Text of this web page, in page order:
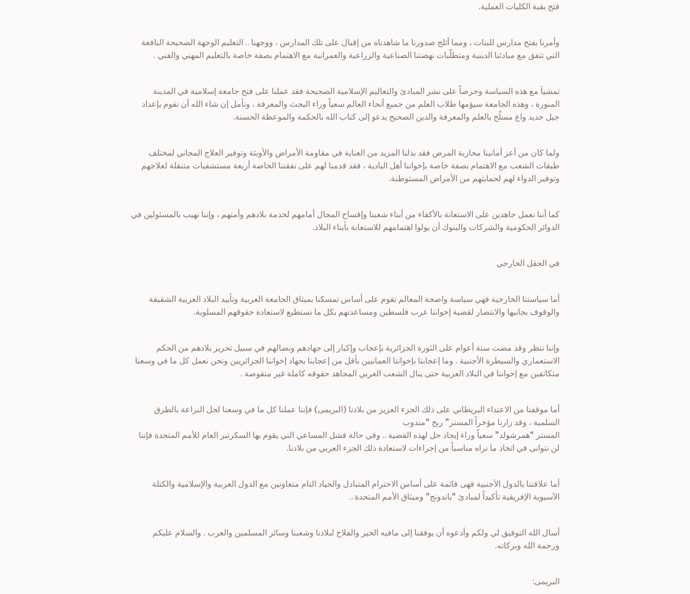
فتح بقية الكليات العملية.
وأمرنا بفتح مدارس للبنات ، ومما أثلج صدورنا ما شاهدناه من إقبال على تلك المدارس ، ووجهنا .. التعليم الوجهة الصحيحة النافعة
التي تتفق مع مبادئنا الدينية ومتطلّبات نهضتنا الصناعية والزراعية والعمرانية مع الاهتمام بصفة خاصة بالتعليم المهني والفني .
تمشياَ مع هذه السياسة وحرصاً على نشر المبادئ والتعاليم الإسلامية الصحيحة فقد عملنا على فتح جامعة إسلامية في المدينة
المنورة ، وهذه الجامعة سيؤمها طلاب العلم من جميع أنحاء العالم سعياً وراء البحث والمعرفة ، ونأمل إن شاء الله أن تقوم بإعداد
جيل جديد واع مسلّح بالعلم والمعرفة والدين الصحيح يدعو إلى كتاب الله بالحكمة والموعظة الحسنة.
ولما كان من أعز أمانينا محاربة المرض فقد بذلنا المزيد من العناية في مقاومة الأمراض والأوبئة وتوفير العلاج المجاني لمختلف
طبقات الشعب مع الاهتمام بصفة خاصة بإخواننا أهل البادية ، فقد قدمنا لهم على نفقتنا الخاصة أربعة مستشفيات متنقلة لعلاجهم
وتوفير الدواء لهم لحمايتهم من الأمراض المستوطنة.
كما أننا نعمل جاهدين على الاستعانة بالأكفاء من أبناء شعبنا وإفساح المجال أمامهم لخدمة بلادهم وأمتهم ، وإننا نهيب بالمسئولين في
الدوائر الحكومية والشركات والبنوك أن يولوا اهتمامهم للاستعانة بأبناء البلاد.
في الحقل الخارجي
أما سياستنا الخارجية فهي سياسة واضحة المعالم تقوم على أساس تمسكنا بميثاق الجامعة العربية وتأييد البلاد العربية الشقيقة
والوقوف بجانبها والانتصار لقضية إخواننا عرب فلسطين ومساعدتهم بكل ما نستطيع لاستعادة حقوقهم المسلوبة.
وإننا ننظر وقد مضت ستة أعوام على الثورة الجزائرية بإعجاب وإكبار إلى جهادهم ونضالهم في سبيل تحرير بلادهم من الحكم
الاستعماري والسيطرة الأجنبية . وما إعجابنا بإخواننا العمانيين بأقل من إعجابنا بجهاد إخواننا الجزائريين ونحن نعمل كل ما في وسعنا
متكاتفين مع إخواننا في البلاد العربية حتى ينال الشعب العربي المجاهد حقوقه كاملة غير منقوصة .
أما موقفنا من الاعتداء البريطاني على ذلك الجزء العزيز من بلادنا (البريمى) فإننا عملنا كل ما في وسعنا لحل النزاعة بالطرق
السلمية ، وقد زارنا مؤخراً المستر” ربخ “مندوب
المستر “همرشولد” سعياً وراء إيجاد حل لهذه القضية .. وفي حالة فشل المساعي التي يقوم بها السكرتير العام للأمم المتحدة فإننا
لن نتوانى في اتخاذ ما نراه مناسباً من إجراءات لاستعادة ذلك الجزء العربي من بلادنا.
أما علاقتنا بالدول الأجنبية فهى قائمة على أساس الاحترام المتبادل والحياد التام متعاونين مع الدول العربية والإسلامية والكتلة
الآسيوية الإفريقية تأكيداً لمبادئ “باندونج” وميثاق الأمم المتحدة ..
أسال الله التوفيق لي ولكم وأدعوه أن يوفقنا إلى مافيه الخير والفلاح لبلادنا وشعبنا وسائر المسلمين والعرب . والسلام عليكم
ورحمة الله وبركاته.
البريمى: